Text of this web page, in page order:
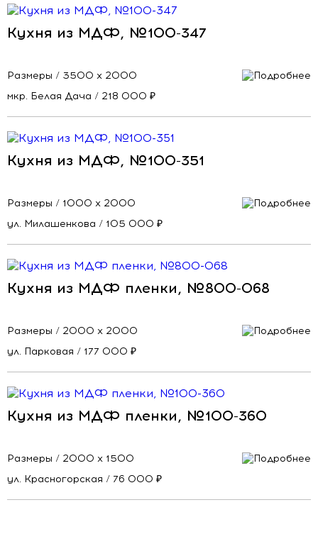
Кухня из МДФ, №100-347
Размеры / 3500 х 2000
мкр. Белая Дача / 218 000 ₽
Кухня из МДФ, №100-351
Размеры / 1000 х 2000
ул. Милашенкова / 105 000 ₽
Кухня из МДФ пленки, №800-068
Размеры / 2000 х 2000
ул. Парковая / 177 000 ₽
Кухня из МДФ пленки, №100-360
Размеры / 2000 х 1500
ул. Красногорская / 76 000 ₽